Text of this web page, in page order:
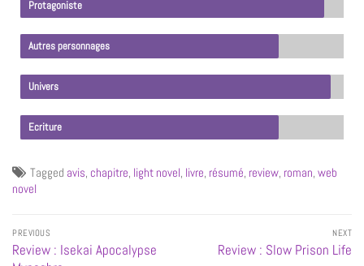
Protagoniste
Autres personnages
Univers
Ecriture
Tagged avis chapitre light novel livre résumé review roman web
novel
PREVIOUS
Review : Isekai Apocalypse
NEXT
Review : Slow Prison Life